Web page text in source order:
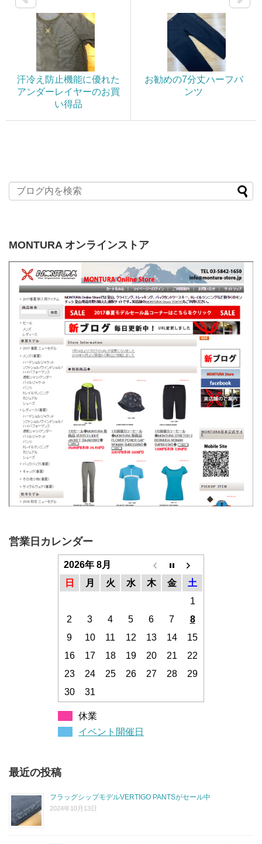
汗冷え防止機能に優れた
アンダーレイヤーのお買
い得品
お勧めの7分丈ハーフパ
ンツ
MONTURA オンラインストア
営業日カレンダー
2026年 8月
日
月 火 水 木 金
土
1
2
3 4 5 6 7
8
9
10 11 12 13 14
15
16
17 18 19 20 21
22
23
24 25 26 27 28
29
30
31
休業
イベント開催日
最近の投稿
フラッグシップモデルVERTIGO PANTSがセール中
2024年10月13日